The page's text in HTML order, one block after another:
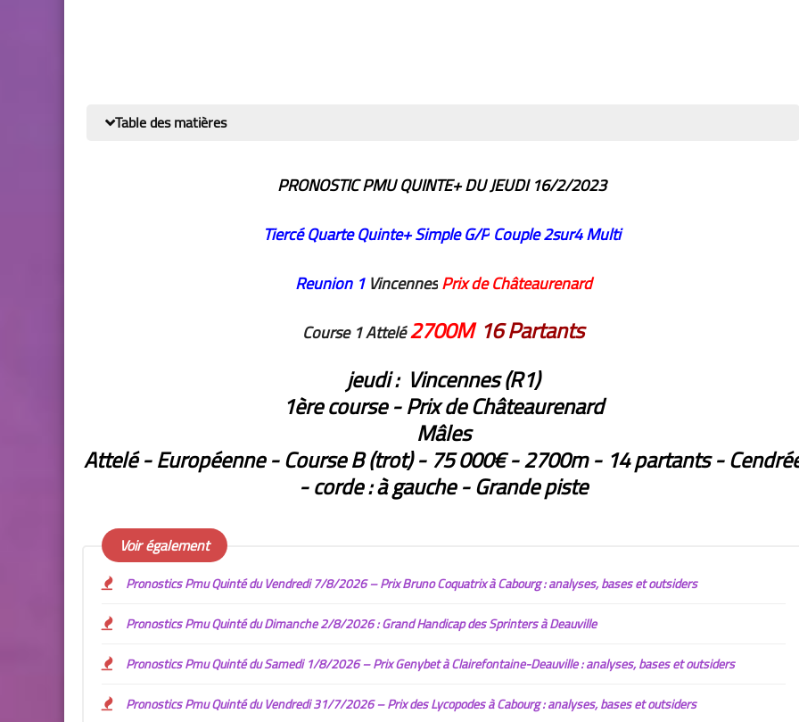
Table des matières
PRONOSTIC PMU QUINTE+ DU JEUDI 16/2/2023
Tiercé QuarteQuinte+Simple G/PCouple2sur4Multi
Reunion 1VincennesPrix de Châteaurenard
Course 1 Attelé2700M16 Partants
jeudi : Vincennes (R1)
1ère course - Prix de Châteaurenard
Mâles
Attelé - Européenne - Course B (trot) - 75 000€ - 2700m - 14 partants -
- corde : à gauche - Grande piste
Voir également
Pronostics Pmu Quinté du Vendredi 7/8/2026 – Prix Bruno Coquatrix à Cabourg : analyses, bases et outsiders
Pronostics Pmu Quinté du Dimanche 2/8/2026 : Grand Handicap des Sprinters à Deauville
Pronostics Pmu Quinté du Samedi 1/8/2026 – Prix Genybet à Clairefontaine-Deauville : analyses, bases et outsiders
Pronostics Pmu Quinté du Vendredi 31/7/2026 – Prix des Lycopodes à Cabourg : analyses, bases et outsiders